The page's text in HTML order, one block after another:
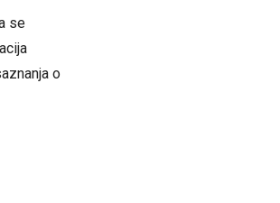
se
o